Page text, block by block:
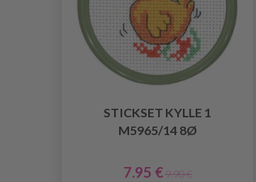
STICKSET KYLLE 1
M5965/14 8Ø
7.95 € 9.90 €